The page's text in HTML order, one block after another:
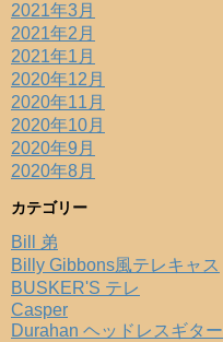
2021年3月
2021年2月
2021年1月
2020年12月
2020年11月
2020年10月
2020年9月
2020年8月
カテゴリー
Bill 弟
Billy Gibbons風テレキャス
BUSKER'S テレ
Casper
Durahan ヘッドレスギター